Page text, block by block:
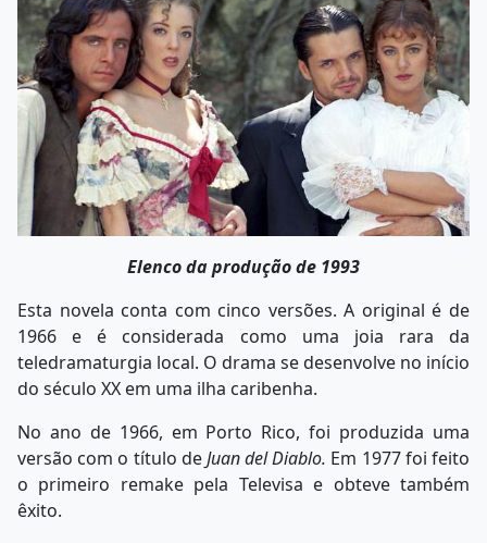
Elenco da produção de 1993
Esta novela conta com cinco versões. A original é de
1966 e é considerada como uma joia rara da
teledramaturgia local. O drama se desenvolve no início
do século XX em uma ilha caribenha.
No ano de 1966, em Porto Rico, foi produzida uma
versão com o título deJuan del Diablo. Em 1977 foi feito
o primeiro remake pela Televisa e obteve também
êxito.